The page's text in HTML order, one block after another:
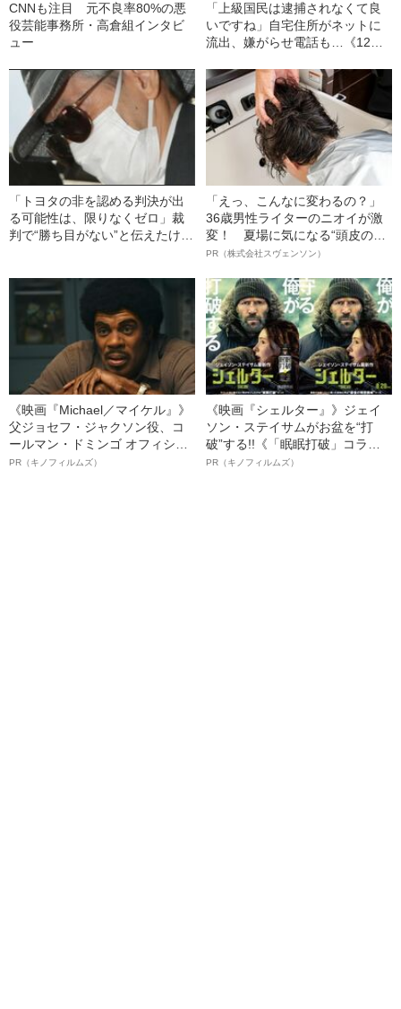
CNNも注目 元不良率80%の悪
役芸能事務所・高倉組インタビ
ュー
「上級国民は逮捕されなくて良
いですね」自宅住所がネットに
流出、嫌がらせ電話も…《12人
の長男が直面した「加害者家族
への暴力」
「トヨタの非を認める判決が出
る可能性は、限りなくゼロ」裁
判で“勝ち目がない”と伝えたけれ
の葛藤」
「えっ、こんなに変わるの？」
36歳男性ライターのニオイが激
変！ 夏場に気になる“頭皮のニ
オイ”や“ベタつき”を解消す
ト”が生み出した徹底ケアとは
PR（株式会社スヴェンソン）
《映画『Michael／マイケル』》
父ジョセフ・ジャクソン役、コ
ールマン・ドミンゴ オフィシャ
ルインタビュー“観客を魅了した
PR（キノフィルムズ）
《映画『シェルター』》ジェイ
ソン・ステイサムがお盆を“打
破”する!!《「眠眠打破」コラ
ボ》
PR（キノフィルムズ）